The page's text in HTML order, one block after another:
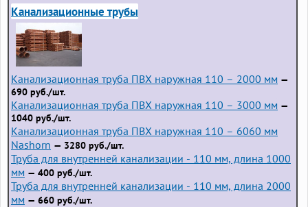
Канализационные трубы
Канализационная труба ПВХ наружная 110 – 2000 мм —
690 руб./шт.
Канализационная труба ПВХ наружная 110 – 3000 мм —
1040 руб./шт.
Канализационная труба ПВХ наружная 110 – 6060 мм
Nashorn — 3280 руб./шт.
Труба для внутренней канализации - 110 мм, длина 1000
мм — 400 руб./шт.
Труба для внутренней канализации - 110 мм, длина 2000
мм — 660 руб./шт.